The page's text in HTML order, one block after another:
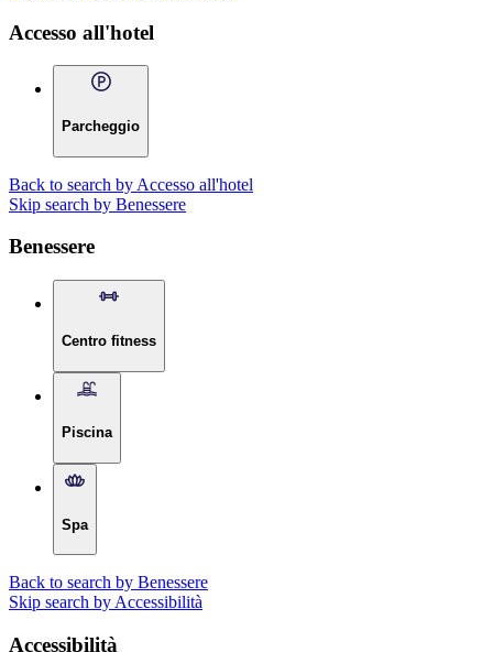
Accesso all'hotel
Parcheggio
Back to search by Accesso all'hotel
Skip search by Benessere
Benessere
Centro fitness
Piscina
Spa
Back to search by Benessere
Skip search by Accessibilità
Accessibilità